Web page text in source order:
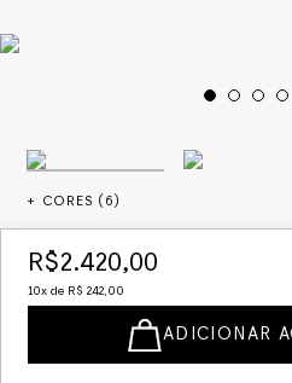
+ CORES ( 6)
R$2.420,00
10x de R$ 242,00
ADICIONAR